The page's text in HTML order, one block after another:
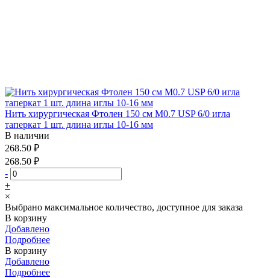
Нить хирургическая Фтолен 150 см М0.7 USP 6/0 игла
таперкат 1 шт. длина иглы 10-16 мм
В наличии
268.50 ₽
268.50 ₽
-
+
×
Выбрано максимальное количество, доступное для заказа
В корзину
Добавлено
Подробнее
В корзину
Добавлено
Подробнее